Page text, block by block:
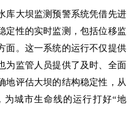
库大坝监测预警系统凭借先进
定性的实时监测，包括位移监
面。这一系统的运行不仅提供
为监管人员提供了及时、全面
地评估大坝的结构稳定性，从
为城市生命线的运行打好“地